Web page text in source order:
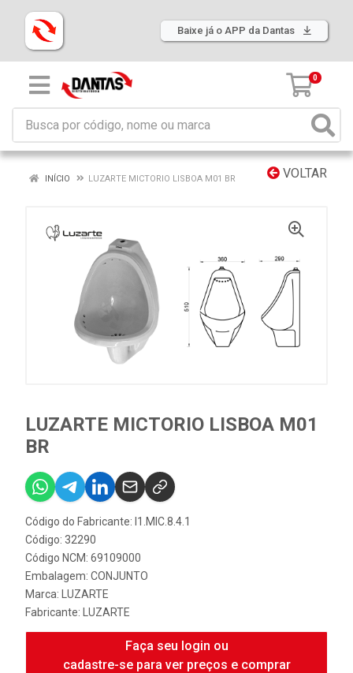
Baixe já o APP da Dantas
0
VOLTAR
INÍCIO LUZARTE MICTORIO LISBOA M01 BR
LUZARTE MICTORIO LISBOA M01
BR
Código do Fabricante: I1.MIC.8.4.1
Código: 32290
Código NCM: 69109000
Embalagem: CONJUNTO
Marca:
LUZARTE
Fabricante:
LUZARTE
Faça seu login ou
cadastre-se para ver preços e comprar